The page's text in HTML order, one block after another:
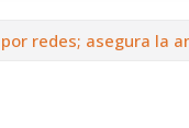
redes; asegura la